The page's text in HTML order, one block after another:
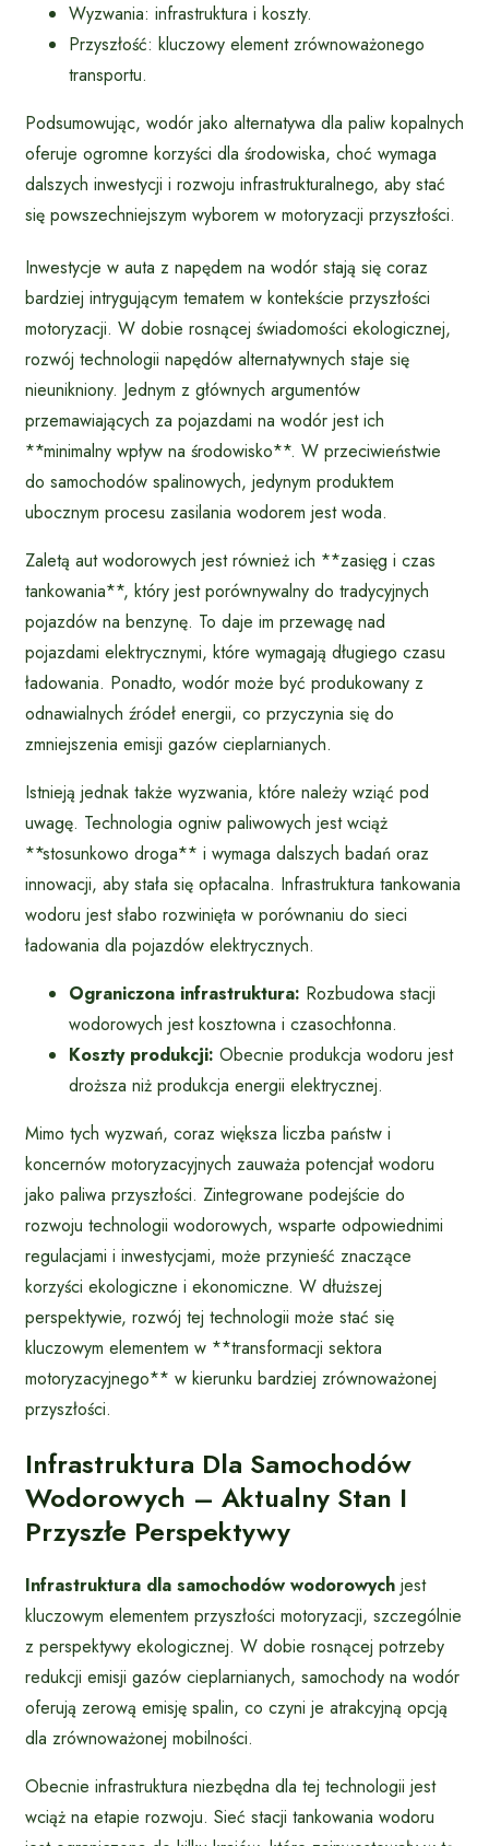
Wyzwania: infrastruktura i koszty.
Przyszłość: kluczowy element zrównoważonego
transportu.
Podsumowując, wodór jako alternatywa dla paliw kopalnych
oferuje ogromne korzyści dla środowiska, choć wymaga
dalszych inwestycji i rozwoju infrastrukturalnego, aby stać
się powszechniejszym wyborem w motoryzacji przyszłości.
Inwestycje w auta z napędem na wodór stają się coraz
bardziej intrygującym tematem w kontekście przyszłości
motoryzacji. W dobie rosnącej świadomości ekologicznej,
rozwój technologii napędów alternatywnych staje się
nieunikniony. Jednym z głównych argumentów
przemawiających za pojazdami na wodór jest ich
**minimalny wpływ na środowisko**. W przeciwieństwie
do samochodów spalinowych, jedynym produktem
ubocznym procesu zasilania wodorem jest woda.
Zaletą aut wodorowych jest również ich **zasięg i czas
tankowania**, który jest porównywalny do tradycyjnych
pojazdów na benzynę. To daje im przewagę nad
pojazdami elektrycznymi, które wymagają długiego czasu
ładowania. Ponadto, wodór może być produkowany z
odnawialnych źródeł energii, co przyczynia się do
zmniejszenia emisji gazów cieplarnianych.
Istnieją jednak także wyzwania, które należy wziąć pod
uwagę. Technologia ogniw paliwowych jest wciąż
**stosunkowo droga** i wymaga dalszych badań oraz
innowacji, aby stała się opłacalna. Infrastruktura tankowania
wodoru jest słabo rozwinięta w porównaniu do sieci
ładowania dla pojazdów elektrycznych.
Ograniczona infrastruktura: Rozbudowa stacji
wodorowych jest kosztowna i czasochłonna.
Koszty produkcji: Obecnie produkcja wodoru jest
droższa niż produkcja energii elektrycznej.
Mimo tych wyzwań, coraz większa liczba państw i
koncernów motoryzacyjnych zauważa potencjał wodoru
jako paliwa przyszłości. Zintegrowane podejście do
rozwoju technologii wodorowych, wsparte odpowiednimi
regulacjami i inwestycjami, może przynieść znaczące
korzyści ekologiczne i ekonomiczne. W dłuższej
perspektywie, rozwój tej technologii może stać się
kluczowym elementem w **transformacji sektora
motoryzacyjnego** w kierunku bardziej zrównoważonej
przyszłości.
Infrastruktura Dla Samochodów
Wodorowych – Aktualny Stan I
Przyszłe Perspektywy
Infrastruktura dla samochodów wodorowych jest
kluczowym elementem przyszłości motoryzacji, szczególnie
z perspektywy ekologicznej. W dobie rosnącej potrzeby
redukcji emisji gazów cieplarnianych, samochody na wodór
oferują zerową emisję spalin, co czyni je atrakcyjną opcją
dla zrównoważonej mobilności.
Obecnie infrastruktura niezbędna dla tej technologii jest
wciąż na etapie rozwoju. Sieć stacji tankowania wodoru